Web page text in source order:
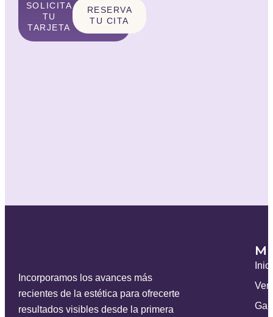
SOLICITA
TU
TARJETA
RESERVA
TU CITA
Incorporamos los avances más
recientes de la estética para ofrecerte
resultados visibles desde la primera